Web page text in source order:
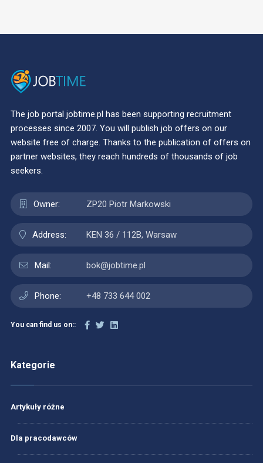
The job portal jobtime.pl has been supporting recruitment
processes since 2007. You will publish job offers on our
website free of charge. Thanks to the publication of offers on
partner websites, they reach hundreds of thousands of job
seekers.
Owner: ZP20 Piotr Markowski
Address: KEN 36 / 112B, Warsaw
Mail: bok@jobtime.pl
Phone: +48 733 644 002
You can find us on::
Kategorie
Artykuły różne
Dla pracodawców